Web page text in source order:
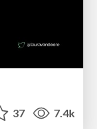
37 7.4k